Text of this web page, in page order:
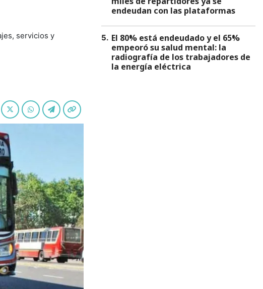
servicios y
endeudan con las plataformas
5. El 80% está endeudado y el 65%
empeoró su salud mental: la
radiografía de los trabajadores de
la energía eléctrica